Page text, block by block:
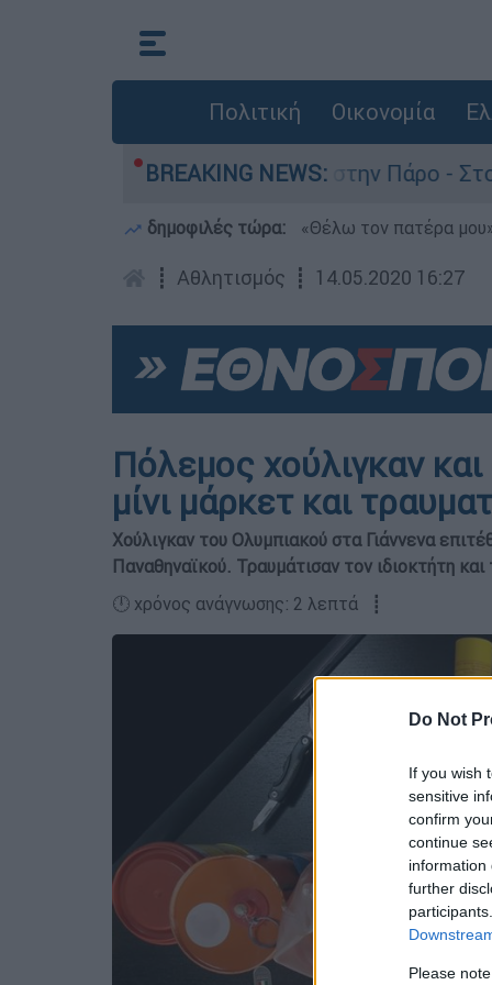
Do Not
If you wish
sensitive
confirm
continue
information
further
Please
Πολιτική Οικονομία
BREAKING NEWS:
τον θάνατο του 4χρονου στην Πάρο - Στο
δημοφιλές τώρα: «Θέλω τον πατέρα
┋ Αθλητισμός ┋ 14.05.2020 16:27
Πόλεμος χούλιγκαν
μίνι μάρκετ και
Χούλιγκαν του Ολυμπιακού στα Γιάννενα
Παναθηναϊκού. Τραυμάτισαν τον ιδιοκτήτη
🕛 χρόνος ανάγνωσης: 2 λεπτά ┋